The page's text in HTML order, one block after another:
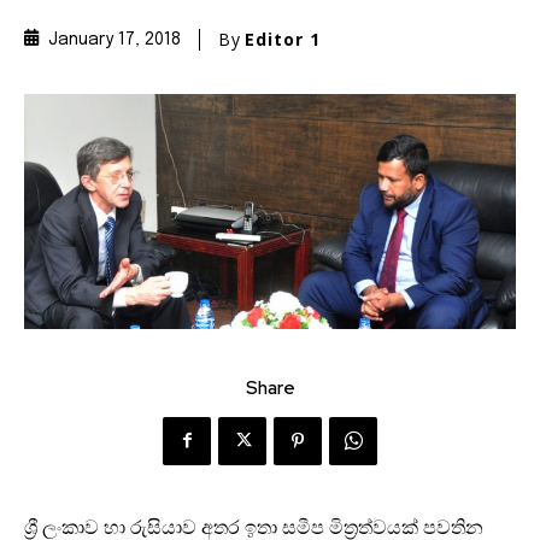
January 17, 2018 By Editor 1
Share
ශ්‍රී ලංකාව හා රුසියාව අතර ඉතා සමීප මිත්‍රත්වයක් පවතින